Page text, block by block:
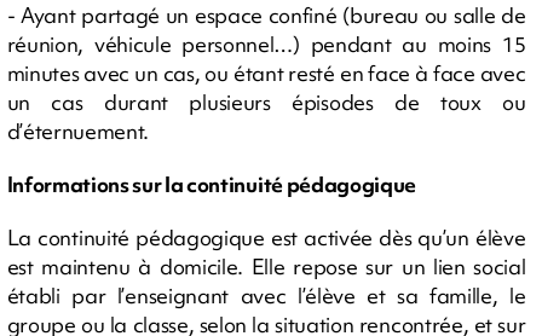
- Ayant partagé un espace confiné (bureau ou salle de
réunion, véhicule personnel…) pendant au moins 15
minutes avec un cas, ou étant resté en face à face avec
un cas durant plusieurs épisodes de toux ou
d’éternuement.
Informations sur la continuité pédagogique
La continuité pédagogique est activée dès qu’un élève
est maintenu à domicile. Elle repose sur un lien social
établi par l’enseignant avec l’élève et sa famille, le
groupe ou la classe, selon la situation rencontrée, et sur